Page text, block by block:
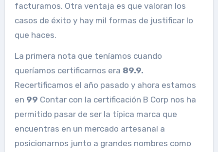
facturamos. Otra ventaja es que valoran los
casos de éxito y hay mil formas de justificar lo
que haces.
La primera nota que teníamos cuando
queríamos certificarnos era 89.9.
Recertificamos el año pasado y ahora estamos
en 99 Contar con la certificación B Corp nos ha
permitido pasar de ser la típica marca que
encuentras en un mercado artesanal a
posicionarnos junto a grandes nombres como